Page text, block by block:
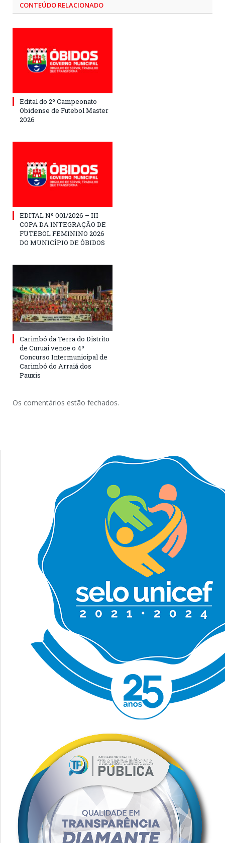
CONTEÚDO RELACIONADO
Edital do 2º Campeonato
Obidense de Futebol Master
2026
EDITAL Nº 001/2026 – III
COPA DA INTEGRAÇÃO DE
FUTEBOL FEMININO 2026
DO MUNICÍPIO DE ÓBIDOS
Carimbó da Terra do Distrito
de Curuai vence o 4º
Concurso Intermunicipal de
Carimbó do Arraiá dos
Pauxis
Os comentários estão fechados.